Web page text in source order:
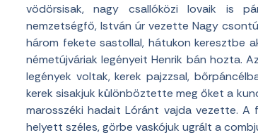
vödörsisak, nagy csallóközi lovaik is
nemzetségfő, István úr vezette Nagy
három fekete sastollal, hátukon keresztbe
németújváriak legényeit Henrik bán hozta.
legények voltak, kerek pajzzsal,
kerek sisakjuk különböztette meg őket a
marosszéki hadait Lóránt vajda vezette. A
helyett széles, görbe vaskójuk ugrált a